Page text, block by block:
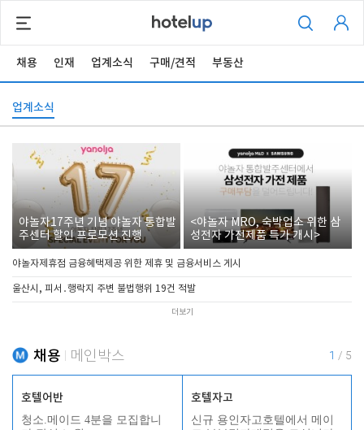
채용 인재 업계소식 구매/견적 부동산
업계소식
야놀자17주년 기념 야놀자 통합발
주센터 할인 프로모션 진행
<야놀자 MRO, 숙박업소 위한 삼
성전자 가전제품 특가 개시>
야놀자제휴점 금융혜택제공 위한 제휴 및 금융서비스 게시
울산시, 피서․행락지 주변 불법행위 19건 적발
더보기
채용 메인박스 1 / 5
호텔어반
청소.메이드 4분을 모집합니
호텔자고
신규 용인자고호텔에서 메이